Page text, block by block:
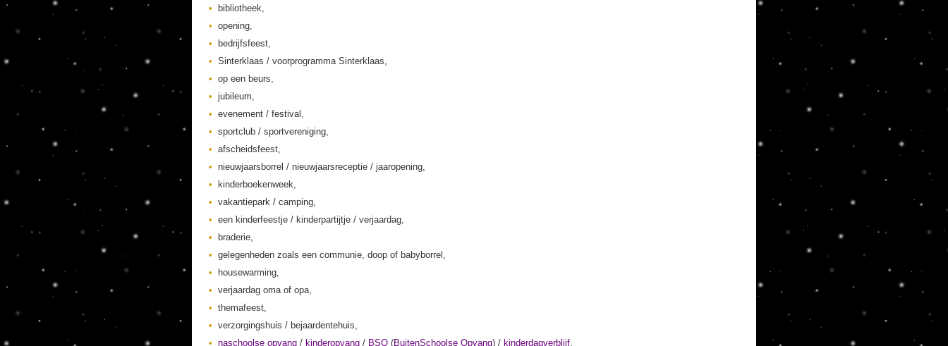
bibliotheek,
opening,
bedrijfsfeest,
Sinterklaas / voorprogramma Sinterklaas,
op een beurs,
jubileum,
evenement / festival,
sportclub / sportvereniging,
afscheidsfeest,
nieuwjaarsborrel / nieuwjaarsreceptie / jaaropening,
kinderboekenweek,
vakantiepark / camping,
een kinderfeestje / kinderpartijtje / verjaardag,
braderie,
gelegenheden zoals een communie, doop of babyborrel,
housewarming,
verjaardag oma of opa,
themafeest,
verzorgingshuis / bejaardentehuis,
naschoolse opvang / kinderopvang / BSO (BuitenSchoolse Opvang) / kinderdagverblijf,